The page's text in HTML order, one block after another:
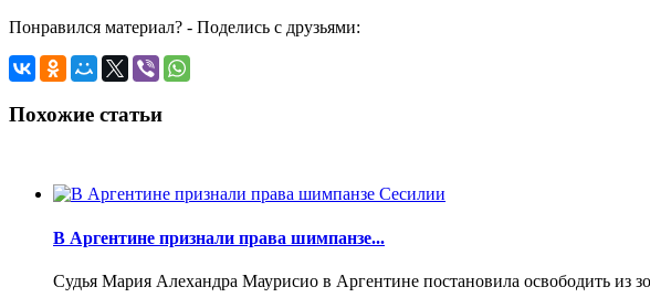
Понравился материал? - Поделись с друзьями:
Похожие статьи
В Аргентине признали права шимпанзе...
Судья Мария Алехандра Маурисио в Аргентине постановила освободить из